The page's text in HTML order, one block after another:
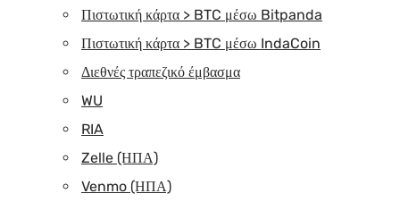
Πιστωτική κάρτα > BTC μέσω Bitpanda
Πιστωτική κάρτα > BTC μέσω IndaCoin
Διεθνές τραπεζικό έμβασμα
WU
RIA
Zelle (ΗΠΑ)
Venmo (ΗΠΑ)